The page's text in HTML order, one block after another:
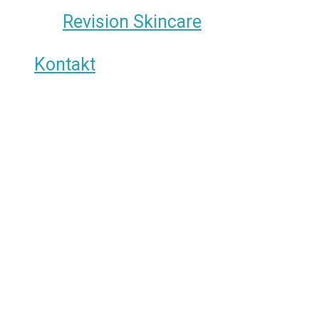
Revision Skincare
Kontakt